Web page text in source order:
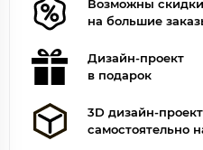
Возможны скидки
на большие
Дизайн-проект
в подарок
3D дизайн-проект
самостоятельно